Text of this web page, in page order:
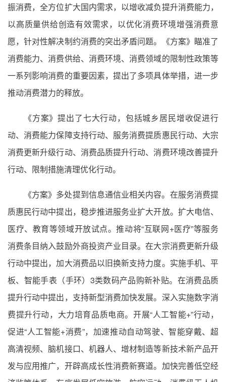
振消费，全方位扩大国内需求，以增收减负提升消费能力，
以高质量供给创造有效需求，以优化消费环境增强消费意
愿，针对性解决制约消费的突出矛盾问题。《方案》瞄准了
消费能力、消费供给、消费环境、消费领域的限制性政策等
一系列影响消费的重要因素，提出了多项具体举措，进一步
推动消费潜力的释放。
《方案》提出了七大行动，包括城乡居民增收促进行
动、消费能力保障支持行动、服务消费提质惠民行动、大宗
消费更新升级行动、消费品质提升行动、消费环境改善提升
行动、限制措施清理优化行动。
《方案》多处提到信息通信业相关内容。在服务消费提
质惠民行动中提出，稳步推进服务业扩大开放。扩大电信、
医疗、教育等领域开放试点。推动将“互联网+医疗”等服务
消费条目纳入鼓励外商投资产业目录。在大宗消费更新升级
行动中提出，加大消费品以旧换新支持力度。实施手机、平
板、智能手表（手环）3类数码产品购新补贴。在消费品质
提升行动中提出，支持新型消费加快发展。深入实施数字消
费提升行动，大力培育品质电商。开展“人工智能+”行动，
促进“人工智能+消费”，加速推动自动驾驶、智能穿戴、超
高清视频、脑机接口、机器人、增材制造等新技术新产品开
发与应用推广，开辟高成长性消费新赛道。加快完善低空经